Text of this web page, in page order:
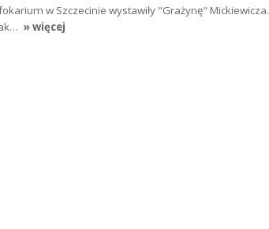
w Szczecinie wystawiły "Grażynę" Mickiewicza.
» więcej